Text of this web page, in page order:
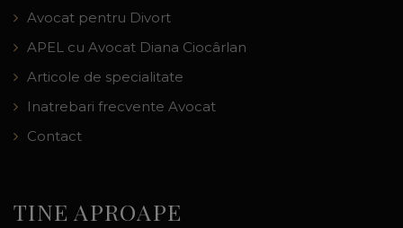
Avocat pentru Divort
APEL cu Avocat Diana Ciocârlan
Articole de specialitate
Inatrebari frecvente Avocat
Contact
TINE APROAPE